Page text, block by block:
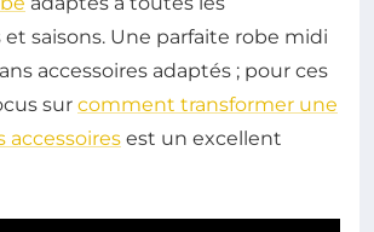
saisons. Une parfaite robe midi
accessoires adaptés ; pour ces
sur comment transformer une
accessoires est un excellent